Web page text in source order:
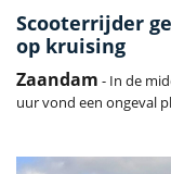
Scooterrijder
op kruising
Zaandam - In de
uur vond een ongeval